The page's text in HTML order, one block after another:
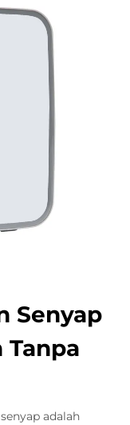
Senyap
adalah